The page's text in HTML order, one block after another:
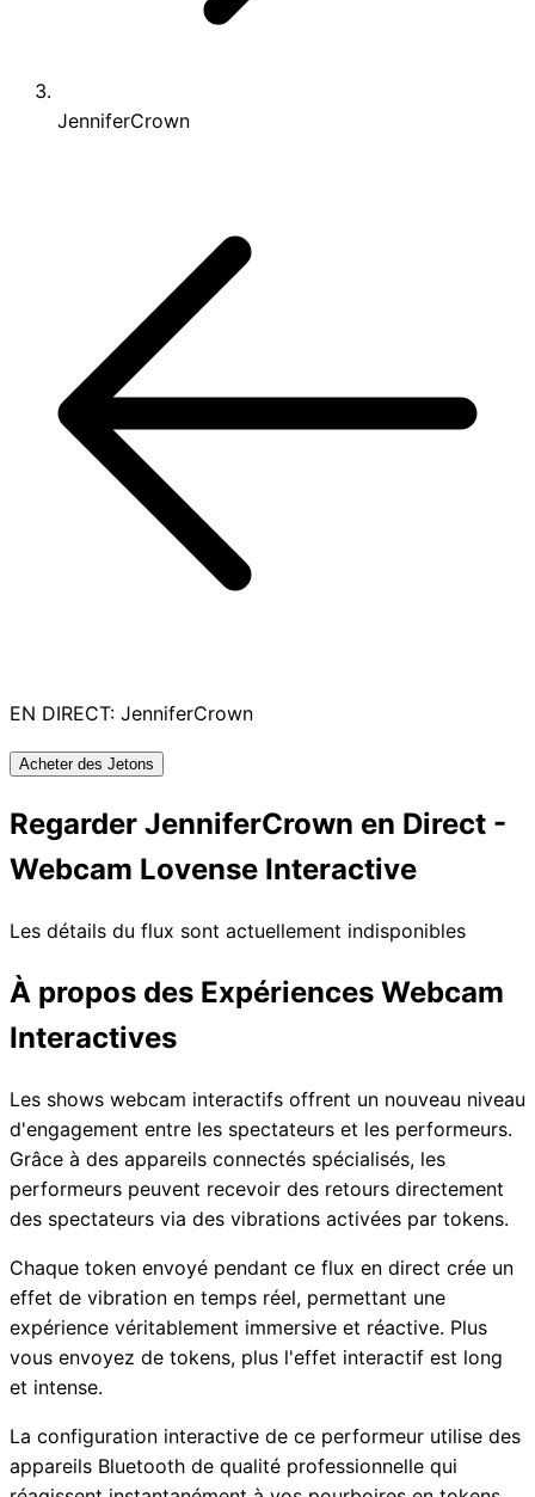
JenniferCrown
EN DIRECT: JenniferCrown
Acheter des Jetons
Regarder JenniferCrown en Direct -
Webcam Lovense Interactive
Les détails du flux sont actuellement indisponibles
À propos des Expériences Webcam
Interactives
Les shows webcam interactifs offrent un nouveau niveau
d'engagement entre les spectateurs et les performeurs.
Grâce à des appareils connectés spécialisés, les
performeurs peuvent recevoir des retours directement
des spectateurs via des vibrations activées par tokens.
Chaque token envoyé pendant ce flux en direct crée un
effet de vibration en temps réel, permettant une
expérience véritablement immersive et réactive. Plus
vous envoyez de tokens, plus l'effet interactif est long
et intense.
La configuration interactive de ce performeur utilise des
appareils Bluetooth de qualité professionnelle qui